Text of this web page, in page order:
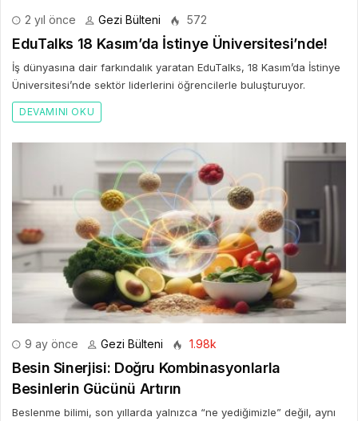
2 yıl önce Gezi Bülteni 572
EduTalks 18 Kasım’da İstinye Üniversitesi’nde!
İş dünyasına dair farkındalık yaratan EduTalks, 18 Kasım’da İstinye
Üniversitesi’nde sektör liderlerini öğrencilerle buluşturuyor.
DEVAMINI OKU
9 ay önce Gezi Bülteni 1.98k
Besin Sinerjisi: Doğru Kombinasyonlarla
Besinlerin Gücünü Artırın
Beslenme bilimi, son yıllarda yalnızca “ne yediğimizle” değil, aynı